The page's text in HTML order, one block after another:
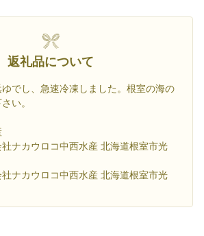
返礼品について
でし、急速冷凍しました。根室の海の
い。
社ナカウロコ中西水産 北海道根室市光
社ナカウロコ中西水産 北海道根室市光